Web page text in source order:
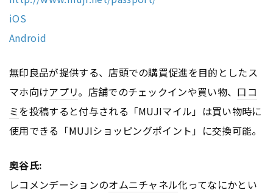
iOS
Android
無印良品が提供する、店頭での購買促進を目的としたス
マホ向けアプリ。店舗でのチェックインや買い物、 口コ
ミを投稿すると付与される「MUJIマイル」は買い物時に
使用できる「MUJIショッピングポイント」に交換可能。
奥谷氏:
レコメンデーションのオムニチャネル化ってなにかとい